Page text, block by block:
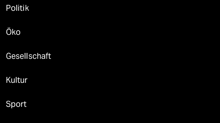
Politik
Öko
Gesellschaft
Kultur
Sport